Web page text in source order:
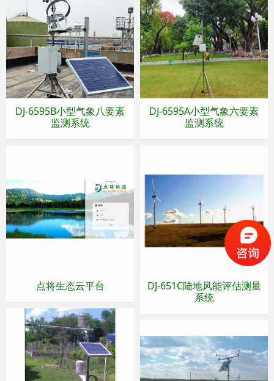
DJ-6595B小型气象八要素
监测系统
DJ-6595A小型气象六要素
监测系统
点将生态云平台
DJ-651C陆地风能评估测量
系统